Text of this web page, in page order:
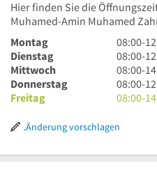
Hier finden Sie die
Muhamed-Amin Muhamed
Montag
8
Uhr
bis
12
Uhr
08:00-
Dienstag
8
Uhr
bis
12
30
08:00-
Mittwoch
8
Uhr
bis
Uhr
08:00-
Donnerstag
8
Uhr
12
30
08:00-
Freitag
8
bis
Uhr
08:00-
Änderung vorschlagen